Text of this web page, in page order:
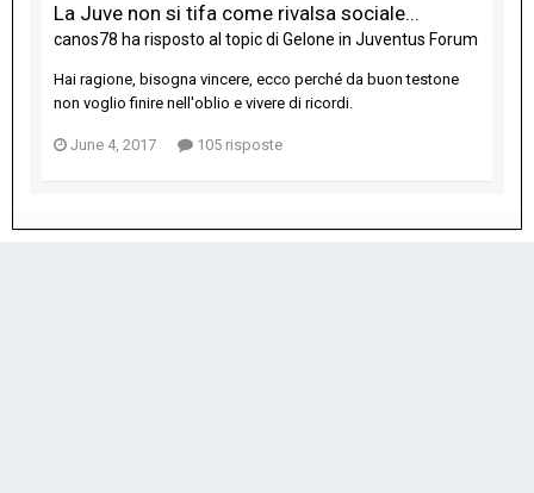
La Juve non si tifa come rivalsa sociale...
canos78 ha risposto al topic di Gelone in Juventus Forum
Hai ragione, bisogna vincere, ecco perché da buon testone
non voglio finire nell'oblio e vivere di ricordi.
June 4, 2017 105 risposte